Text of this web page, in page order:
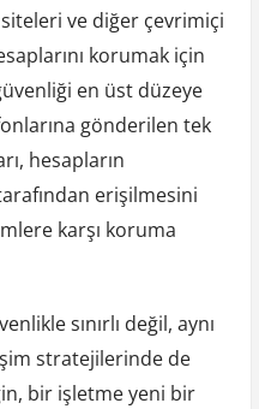
ve diğer çevrimiçi
korumak için
en üst düzeye
gönderilen tek
hesapların
erişilmesini
karşı koruma
sınırlı değil, aynı
stratejilerinde de
bir işletme yeni bir